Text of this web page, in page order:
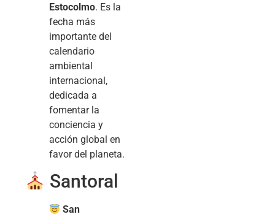
Estocolmo. Es la
fecha más
importante del
calendario
ambiental
internacional,
dedicada a
fomentar la
conciencia y
acción global en
favor del planeta.
Santoral
San